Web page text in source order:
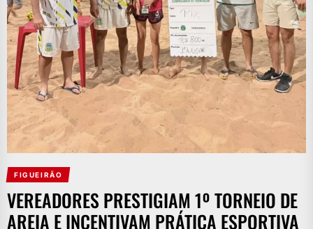
FIGUEIRÃO
VEREADORES PRESTIGIAM 1º TORNEIO DE
AREIA E INCENTIVAM PRÁTICA ESPORTIVA